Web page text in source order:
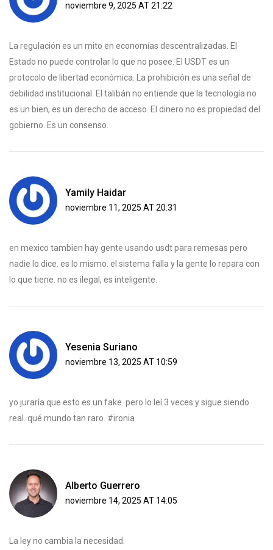
noviembre 9, 2025 AT 21:22
La regulación es un mito en economías descentralizadas. El
Estado no puede controlar lo que no posee. El USDT es un
protocolo de libertad económica. La prohibición es una señal de
debilidad institucional. El talibán no entiende que la tecnología no
es un bien, es un derecho de acceso. El dinero no es propiedad del
gobierno. Es un consenso.
Yamily Haidar
noviembre 11, 2025 AT 20:31
en mexico tambien hay gente usando usdt para remesas pero
nadie lo dice. es lo mismo. el sistema falla y la gente lo repara con
lo que tiene. no es ilegal, es inteligente.
Yesenia Suriano
noviembre 13, 2025 AT 10:59
yo juraría que esto es un fake. pero lo leí 3 veces y sigue siendo
real. qué mundo tan raro. #ironia
Alberto Guerrero
noviembre 14, 2025 AT 14:05
La ley no cambia la necesidad.